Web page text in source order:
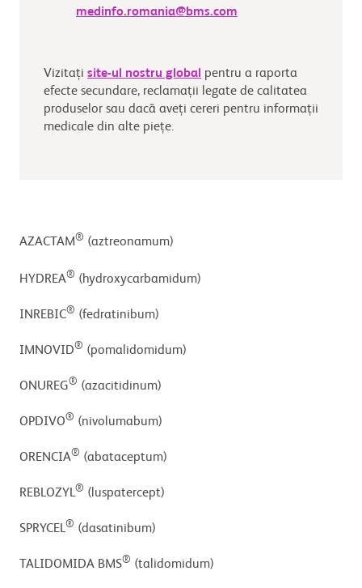
medinfo.romania@bms.com
Vizitați site-ul nostru global pentru a raporta
efecte secundare, reclamații legate de calitatea
produselor sau dacă aveți cereri pentru informații
medicale din alte piețe.
AZACTAM® (aztreonamum)
HYDREA® (hydroxycarbamidum)
INREBIC® (fedratinibum)
IMNOVID® (pomalidomidum)
ONUREG® (azacitidinum)
OPDIVO® (nivolumabum)
ORENCIA® (abataceptum)
REBLOZYL® (luspatercept)
SPRYCEL® (dasatinibum)
TALIDOMIDA BMS® (talidomidum)